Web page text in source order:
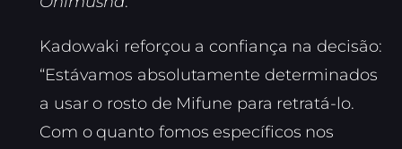
Kadowaki reforçou a confiança na decisão:
“Estávamos absolutamente determinados
a usar o rosto de Mifune para retratá-lo.
Com o quanto fomos específicos nos